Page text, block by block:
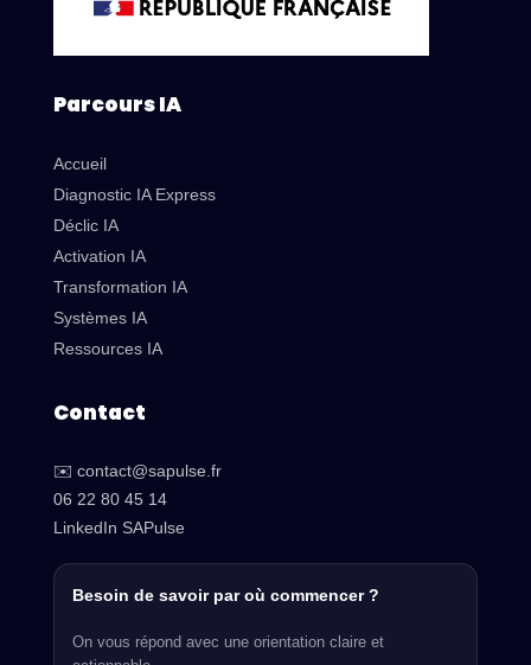
Parcours IA
Accueil
Diagnostic IA Express
Déclic IA
Activation IA
Transformation IA
Systèmes IA
Ressources IA
Contact
✉️ contact@sapulse.fr
06 22 80 45 14
LinkedIn SAPulse
Besoin de savoir par où commencer ?
On vous répond avec une orientation claire et